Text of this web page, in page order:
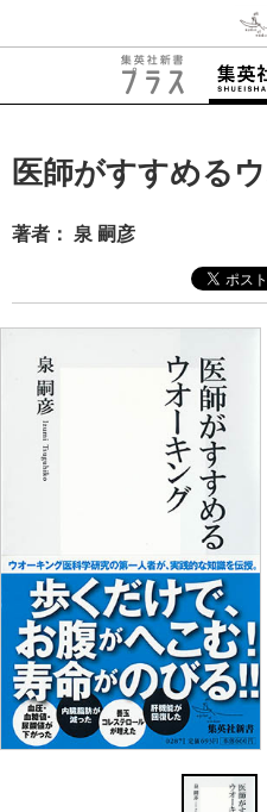
医師がすすめる
著者： 泉 嗣彦